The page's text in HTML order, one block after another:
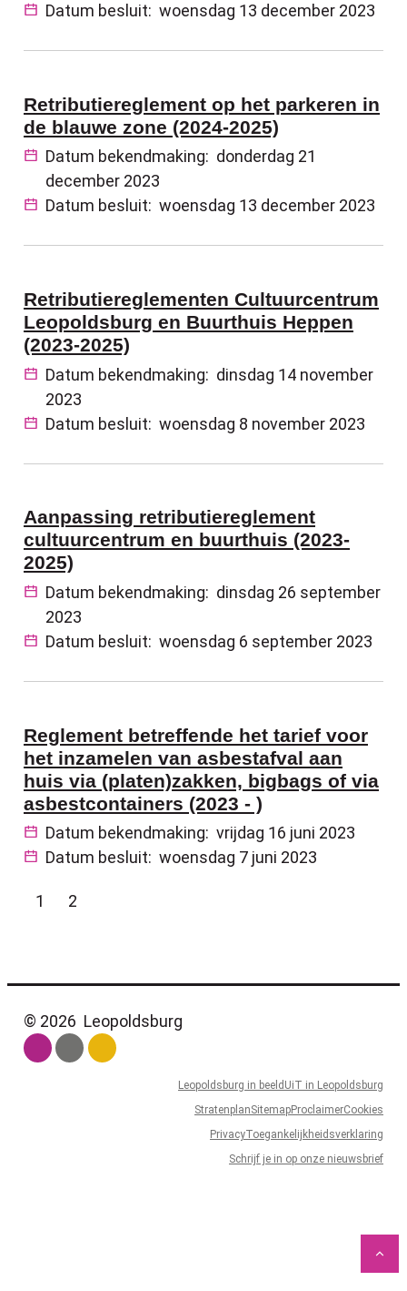
Datum besluit: woensdag 13 december 2023
Retributiereglement op het parkeren in
de blauwe zone (2024-2025)
Datum bekendmaking: donderdag 21
december 2023
Datum besluit: woensdag 13 december 2023
Retributiereglementen Cultuurcentrum
Leopoldsburg en Buurthuis Heppen
(2023-2025)
Datum bekendmaking: dinsdag 14 november
2023
Datum besluit: woensdag 8 november 2023
Aanpassing retributiereglement
cultuurcentrum en buurthuis (2023-
2025)
Datum bekendmaking: dinsdag 26 september
2023
Datum besluit: woensdag 6 september 2023
Reglement betreffende het tarief voor
het inzamelen van asbestafval aan
huis via (platen)zakken, bigbags of via
asbestcontainers (2023 - )
Datum bekendmaking: vrijdag 16 juni 2023
Datum besluit: woensdag 7 juni 2023
Huidige pagina, pagina
1 pagina
2
© 2026 Leopoldsburg
Leopoldsburg in beeld UiT in Leopoldsburg
StratenplanSitemapProclaimerCookies
PrivacyToegankelijkheidsverklaring
Schrijf je in op onze nieuwsbrief